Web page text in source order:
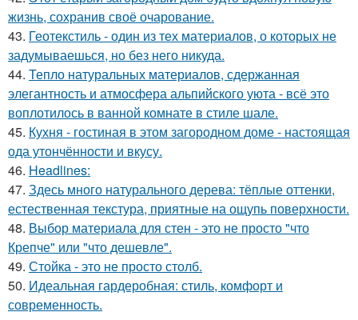
жизнь, сохранив своё очарование.
43. Геотекстиль - один из тех материалов, о которых не
задумываешься, но без него никуда.
44. Тепло натуральных материалов, сдержанная
элегантность и атмосфера альпийского уюта - всё это
воплотилось в ванной комнате в стиле шале.
45. Кухня - гостиная в этом загородном доме - настоящая
ода утончённости и вкусу.
46. Headlines:
47. Здесь много натурального дерева: тёплые оттенки,
естественная текстура, приятные на ощупь поверхности.
48. Выбор материала для стен - это не просто "что
Крепче" или "что дешевле".
49. Стойка - это не просто столб.
50. Идеальная гардеробная: стиль, комфорт и
современность.